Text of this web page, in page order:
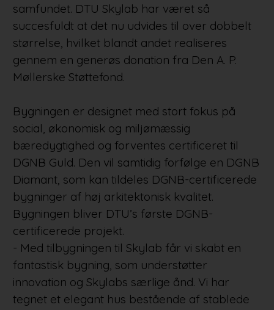
samfundet. DTU Skylab har været så
succesfuldt at det nu udvides til over dobbelt
størrelse, hvilket blandt andet realiseres
gennem en generøs donation fra Den A. P.
Møllerske Støttefond.
Bygningen er designet med stort fokus på
social, økonomisk og miljømæssig
bæredygtighed og forventes certificeret til
DGNB Guld. Den vil samtidig forfølge en DGNB
Diamant, som kan tildeles DGNB-certificerede
bygninger af høj arkitektonisk kvalitet.
Bygningen bliver DTU’s første DGNB-
certificerede projekt.
- Med tilbygningen til Skylab får vi skabt en
fantastisk bygning, som understøtter
innovation og Skylabs særlige ånd. Vi har
tegnet et elegant hus bestående af stablede